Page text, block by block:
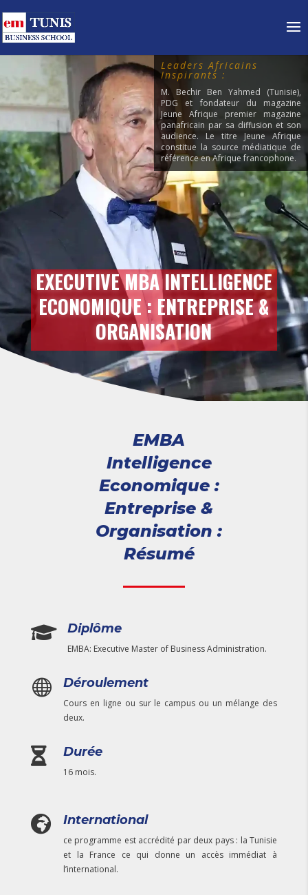
Leaders Africains
Inspirants :
M. Bechir Ben Yahmed (Tunisie),
PDG et fondateur du magazine
Jeune Afrique premier magazine
panafricain par sa diffusion et son
audience.
Le titre Jeune Afrique
constitue la source médiatique de
référence en Afrique francophone.
EXECUTIVE MBA INTELLIGENCE
ECONOMIQUE : ENTREPRISE &
ORGANISATION
EMBA
Intelligence
Economique :
Entreprise &
Organisation :
Résumé
 Diplôme
EMBA: Executive Master of Business Administration.
 Déroulement
Cours en ligne ou sur le campus ou un mélange des
deux.
 Durée
16 mois.
 International
ce programme est accrédité par deux pays : la Tunisie
et la France ce qui donne un accès immédiat à
l’international.